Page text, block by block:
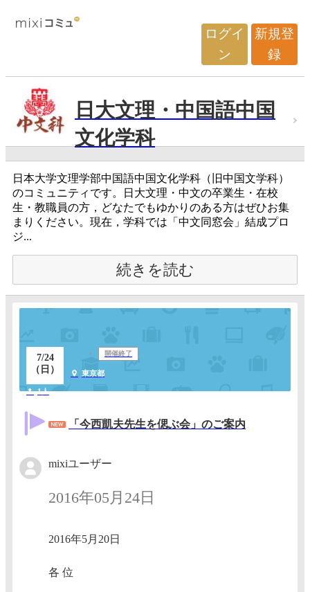
ログイ
ン
新規登
録
日大文理・中国語中国
文化学科
日本大学文理学部中国語中国文化学科（旧中国文学科）
のコミュニティです。日大文理・中文の卒業生・在校
生・教職員の方，どなたでもゆかりのある方はぜひお集
まりください。現在，学科では「中文同窓会」結成プロ
ジ...
続きを読む
7/24
（日）
開催終了
東京都
1人
「今西凱夫先生を偲ぶ会」のご案内
mixiユーザー
2016年05月24日
2016年5月20日
各 位